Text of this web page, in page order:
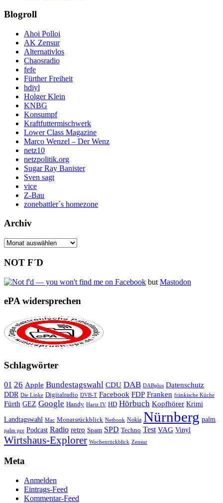
Blogroll
Ahoi Polloi
AK Zensur
Alternativlos
Chaosradio
fefe
Fürther Freiheit
hdiyl
Holger Klein
KNBG
Konsumpf
Kraftfuttermischwerk
Lower Class Magazine
Marco Wenzel – Der Wenz
netz10
netzpolitik.org
Sugar Ray Banister
Sven sagt
vice
Z-Bau
zonebattler´s homezone
Archiv
Archiv
NOT F´D
but Mastodon
ePA widersprechen
Schlagwörter
01 26 Apple Bundestagswahl CDU DAB DABplus Datenschutz
DDR Die Linke Digitalradio DVB-T Facebook FDP Franken fränkische Küche
Fürth GEZ Google Handy Hartz IV HD Hörbuch Kopfhörer Krimi
Landtagswahl Mac Monatsrückblick Netbook Nokia Nürnberg palm
palm pre Podcast Radio retro Spam SPD Techno Test VAG Vinyl
Wirtshaus-Explorer Wochenrückblick Zensur
Meta
Anmelden
Eintrags-Feed
Kommentar-Feed